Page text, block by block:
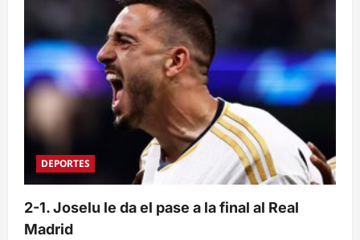
Génesis
acerca
a
la
final
DEPORTES
2-1. Joselu le da el pase a la final al Real
Madrid